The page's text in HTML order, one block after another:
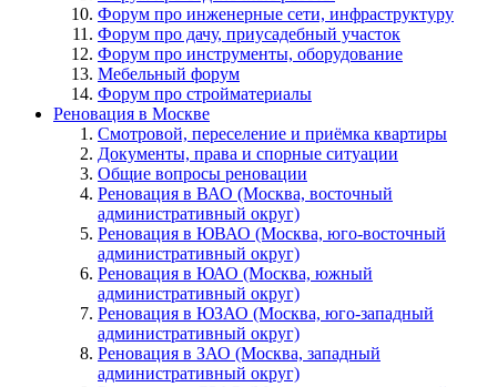
Форум про инженерные сети, инфраструктуру
Форум про дачу, приусадебный участок
Форум про инструменты, оборудование
Мебельный форум
Форум про стройматериалы
Реновация в Москве
Смотровой, переселение и приёмка квартиры
Документы, права и спорные ситуации
Общие вопросы реновации
Реновация в ВАО (Москва, восточный
административный округ)
Реновация в ЮВАО (Москва, юго-восточный
административный округ)
Реновация в ЮАО (Москва, южный
административный округ)
Реновация в ЮЗАО (Москва, юго-западный
административный округ)
Реновация в ЗАО (Москва, западный
административный округ)